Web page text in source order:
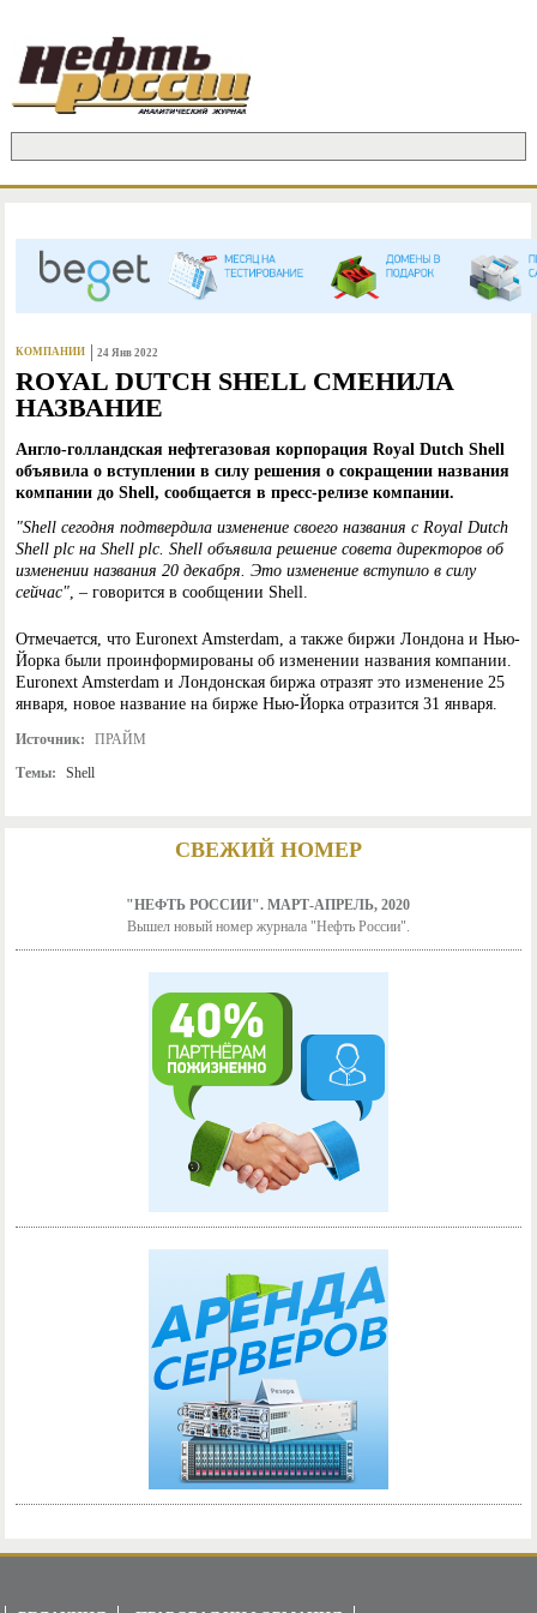
КОМПАНИИ 24 Янв 2022
ROYAL DUTCH SHELL СМЕНИЛА
НАЗВАНИЕ
Англо-голландская нефтегазовая корпорация Royal Dutch Shell
объявила о вступлении в силу решения о сокращении названия
компании до Shell, сообщается в пресс-релизе компании.
"Shell сегодня подтвердила изменение своего названия с Royal Dutch
Shell plc на Shell plc. Shell объявила решение совета директоров об
изменении названия 20 декабря. Это изменение вступило в силу
сейчас" , – говорится в сообщении Shell.
Отмечается, что Euronext Amsterdam, а также биржи Лондона и Нью-
Йорка были проинформированы об изменении названия компании.
Euronext Amsterdam и Лондонская биржа отразят это изменение 25
января, новое название на бирже Нью-Йорка отразится 31 января.
Источник:
ПРАЙМ
Темы:
Shell
СВЕЖИЙ НОМЕР
"НЕФТЬ РОССИИ". МАРТ-АПРЕЛЬ, 2020
Вышел новый номер журнала "Нефть России".